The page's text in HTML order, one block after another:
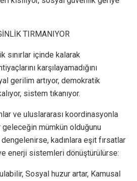
TIRMANIYOR
sınırlar içinde kalarak
karşılayamadığını
gerilim artıyor, demokratik
sistem tıkanıyor.
ve uluslararası koordinasyonla
geleceğin mümkün olduğunu
dengelenirse, kadınlara eşit fırsatlar
enerji sistemleri dönüştürülürse:
Sosyal huzur artar, Kamusal